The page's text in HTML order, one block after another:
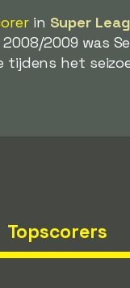
in Super
2009 was
tijdens het
Topscorers